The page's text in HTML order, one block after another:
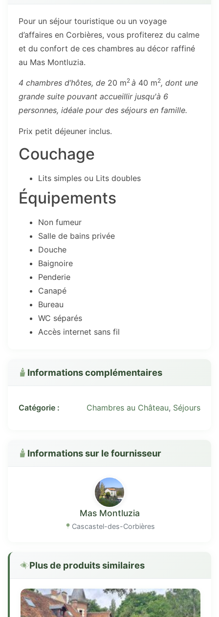
Pour un séjour touristique ou un voyage
d’affaires en Corbières, vous profiterez du calme
et du confort de ces chambres au décor raffiné
au Mas Montluzia.
4 chambres d’hôtes, de 20 m2 à 40 m2, dont une
grande suite pouvant accueillir jusqu'à 6
personnes, idéale pour des séjours en famille.
Prix petit déjeuner inclus.
Couchage
Lits simples ou Lits doubles
Équipements
Non fumeur
Salle de bains privée
Douche
Baignoire
Penderie
Canapé
Bureau
WC séparés
Accès internet sans fil
Informations complémentaires
Catégorie : Chambres au Château, Séjours
Informations sur le fournisseur
Mas Montluzia
Cascastel-des-Corbières
Plus de produits similaires